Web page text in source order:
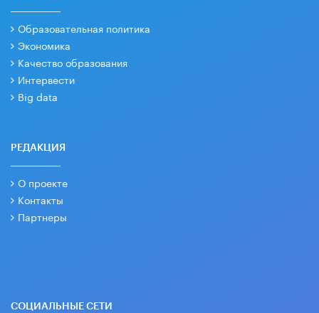
Образовательная политика
Экономика
Качество образования
Интервести
Big data
РЕДАКЦИЯ
О проекте
Контакты
Партнеры
СОЦИАЛЬНЫЕ СЕТИ